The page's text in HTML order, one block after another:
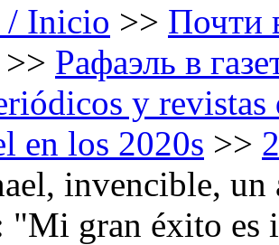
/ Inicio >> Почти
>> Рафаэль в
y
en los 2020s >>
invencible, un
"Mi gran éxito es